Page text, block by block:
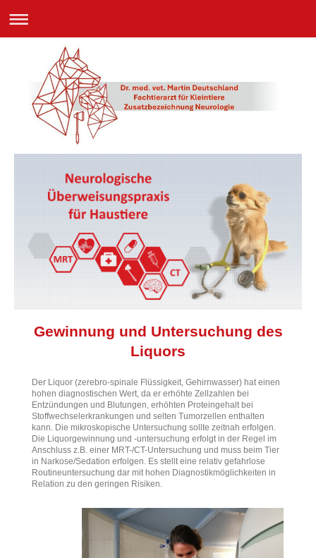
Gewinnung und Untersuchung des
Liquors
Der Liquor (zerebro-spinale Flüssigkeit, Gehirnwasser) hat einen
hohen diagnostischen Wert, da er erhöhte Zellzahlen bei
Entzündungen und Blutungen, erhöhten Proteingehalt bei
Stoffwechselerkrankungen und selten Tumorzellen enthalten
kann. Die mikroskopische Untersuchung sollte zeitnah erfolgen.
Die Liquorgewinnung und -untersuchung erfolgt in der Regel im
Anschluss z.B. einer MRT-/CT-Untersuchung und muss beim Tier
in Narkose/Sedation erfolgen. Es stellt eine relativ gefahrlose
Routineuntersuchung dar mit hohen Diagnostikmöglichkeiten in
Relation zu den geringen Risiken.